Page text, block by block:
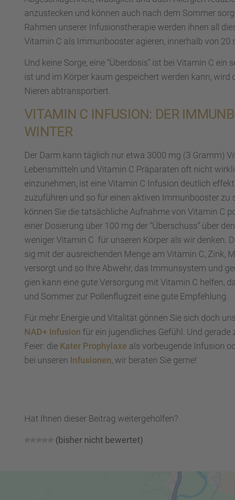
anzuste­cken und können auch nach dem Sommer
Rahmen unserer Infusi­ons­the­ra­pie werden ihnen all
Vitamin C als Immun­boos­ter agieren, inner­halb von 20
Und keine Sorge, eine “Überdo­sis” ist bei Vitamin C
ist und im Körper kaum gespei­chert werden kann,
Nieren abtrans­por­tiert.
VITAMIN C INFUSION: DER
WINTER
Der Darm kann täglich nur etwa 3000 mg (3 Gramm)
Lebens­mit­teln und Vitamin C Präpa­ra­ten oft nicht
einzu­neh­men, ist eine Vitamin C Infusion deutlich
zuzufüh­ren und so für einen aktiven Immun­boos­ter
können Sie die tatsäch­li­che Aufnahme von Vitamin C
einer Dosie­rung über 100 mg der “Überschuss” über
weniger Vitamin C für unseren Körper als wir denken.
sig mit der ausrei­chen­den Menge am Vitamin C,
versorgt und so Ihre Abwehr, das Immun­sys­tem und
gien kann eine gute Versor­gung mit Vitamin C helfen,
und Sommer zur Pollen­flug­zeit eine gute Empfeh­lung.
Für mehr Energie und Vitali­tät gönnen Sie sich doch
NAD+ Infusion für ein jugend­li­ches Gefühl. Und
Feier: die Kater Prophy­laxe als vorbeu­gende Infusion
bei unseren Infusio­nen, wir beraten Sie gerne!
Hat Ihnen dieser Beitrag weiter­ge­hol­fen?
(bisher nicht bewer­tet)